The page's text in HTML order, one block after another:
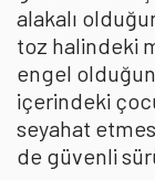
alakalı
toz halindeki
engel
içerindeki
seyahat
de güvenli